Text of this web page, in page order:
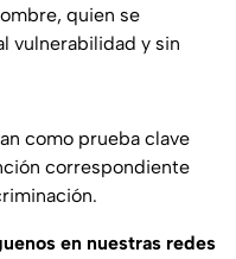
quien se
vulnerabilidad y sin
como prueba clave
correspondiente
en nuestras redes